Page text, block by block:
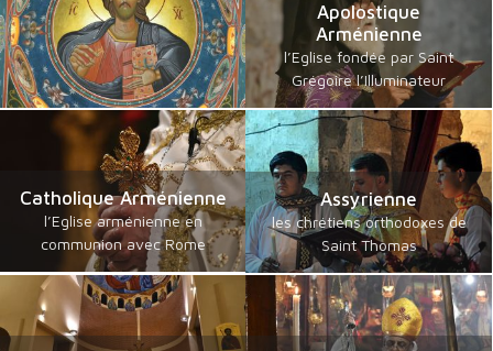
Apolostique
Arménienne
l’Eglise fondée par Saint
Grégoire l’Illuminateur
Catholique Arménienne
l’Eglise arménienne en
communion avec Rome
Assyrienne
les chrétiens orthodoxes de
Saint Thomas